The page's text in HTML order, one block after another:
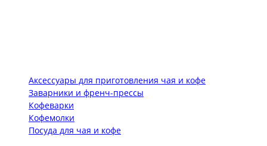
Аксессуары для приготовления чая и кофе
Заварники и френч-прессы
Кофеварки
Кофемолки
Посуда для чая и кофе